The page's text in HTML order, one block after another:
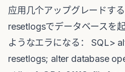
应用几个アップグレードす
resetlogsでデータベースを
ようなエラになる： SQL>
resetlogs; alter database